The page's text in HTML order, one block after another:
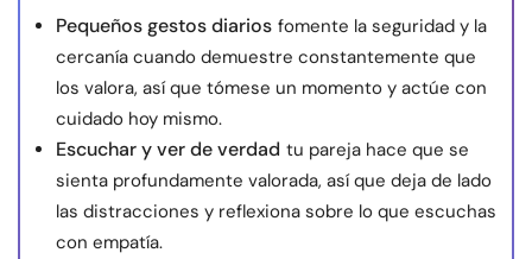
Pequeños gestos diarios fomente la seguridad y la
cercanía cuando demuestre constantemente que
los valora, así que tómese un momento y actúe con
cuidado hoy mismo.
Escuchar y ver de verdad tu pareja hace que se
sienta profundamente valorada, así que deja de lado
las distracciones y reflexiona sobre lo que escuchas
con empatía.